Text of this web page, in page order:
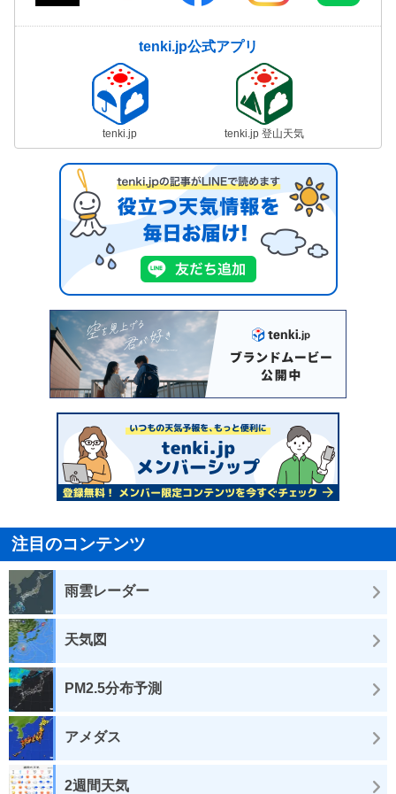
tenki.jp公式アプリ
tenki.jp tenki.jp 登山天気
注目のコンテンツ
雨雲レーダー
天気図
PM2.5分布予測
アメダス
2週間天気